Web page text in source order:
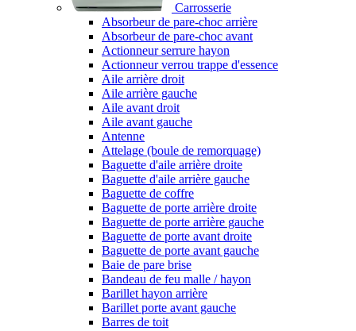
Carrosserie
Absorbeur de pare-choc arrière
Absorbeur de pare-choc avant
Actionneur serrure hayon
Actionneur verrou trappe d'essence
Aile arrière droit
Aile arrière gauche
Aile avant droit
Aile avant gauche
Antenne
Attelage (boule de remorquage)
Baguette d'aile arrière droite
Baguette d'aile arrière gauche
Baguette de coffre
Baguette de porte arrière droite
Baguette de porte arrière gauche
Baguette de porte avant droite
Baguette de porte avant gauche
Baie de pare brise
Bandeau de feu malle / hayon
Barillet hayon arrière
Barillet porte avant gauche
Barres de toit